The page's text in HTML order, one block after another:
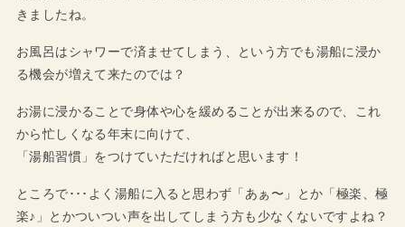
きましたね。
お風呂はシャワーで済ませてしまう、という方でも湯船に浸か
る機会が増えて来たのでは？
お湯に浸かることで身体や心を緩めることが出来るので、これ
から忙しくなる年末に向けて、
「湯船習慣」をつけていただければと思います！
ところで･･･よく湯船に入ると思わず「あぁ〜」とか「極楽、極
楽♪」とかついつい声を出してしまう方も少なくないですよね？